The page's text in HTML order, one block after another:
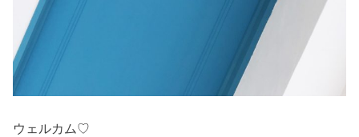
ウェルカム♡